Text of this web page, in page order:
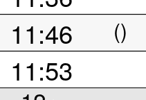
11:46
()
11:53